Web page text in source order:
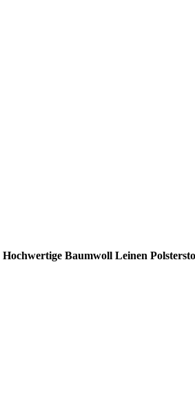
Baumwoll Leinen